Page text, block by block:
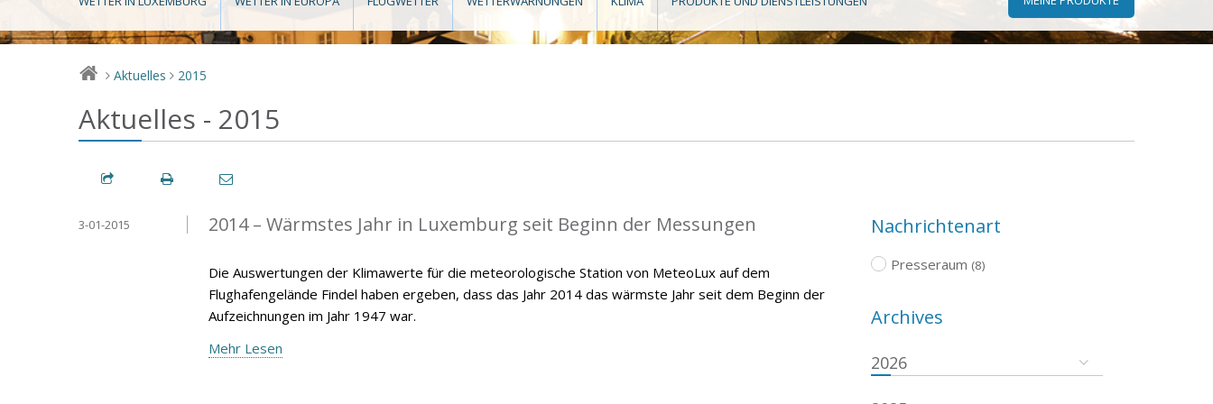
> Aktuelles > 2015
Aktuelles - 2015
2014 – Wärmstes Jahr in Luxemburg seit Beginn der Messungen
3-01-2015
Die Auswertungen der Klimawerte für die meteorologische Station von MeteoLux auf dem
Flughafengelände Findel haben ergeben, dass das Jahr 2014 das wärmste Jahr seit dem Beginn der
Aufzeichnungen im Jahr 1947 war.
Mehr Lesen
Nachrichtenart
Presseraum (8)
Archives
2026